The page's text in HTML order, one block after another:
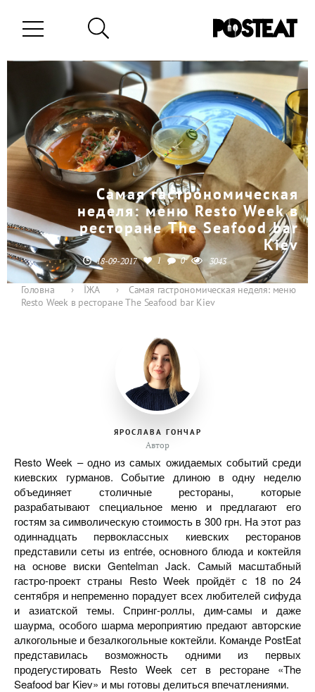
Самая гастрономическая
неделя: меню Resto Week в
ресторане The Seafood bar
Kiev
18-09-2017 1 0 3043
Головна › ЇЖА ›
Самая гастрономическая неделя: меню
Resto Week в ресторане The Seafood bar Kiev
ЯРОСЛАВА ГОНЧАР
Автор
Resto Week – одно из самых ожидаемых событий среди
киевских гурманов. Событие длиною в одну неделю
объединяет столичные рестораны, которые
разрабатывают специальное меню и предлагают его
гостям за символическую стоимость в 300 грн. На этот раз
одиннадцать первоклассных киевских ресторанов
представили сеты из еntrée, основного блюда и коктейля
на основе виски Gentelman Jack. Самый масштабный
гастро-проект страны Resto Week пройдёт с 18 по 24
сентября и непременно порадует всех любителей сифуда
и азиатской темы. Спринг-роллы, дим-самы и даже
шаурма, особого шарма мероприятию предают авторские
алкогольные и безалкогольные коктейли. Команде PostEat
представилась возможность одними из первых
продегустировать Resto Week сет в ресторане «The
Seafood bar Kiev» и мы готовы делиться впечатлениями.